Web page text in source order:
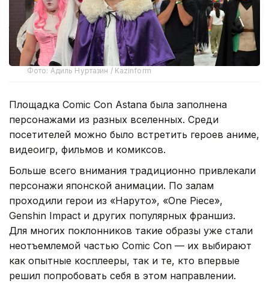
Фото: Адиль Нуртазин / Kazinform
Площадка Comic Con Astana была заполнена
персонажами из разных вселенных. Среди
посетителей можно было встретить героев аниме,
видеоигр, фильмов и комиксов.
Больше всего внимания традиционно привлекали
персонажи японской анимации. По залам
проходили герои из «Наруто», «One Piece»,
Genshin Impact и других популярных франшиз.
Для многих поклонников такие образы уже стали
неотъемлемой частью Comic Con — их выбирают
как опытные косплееры, так и те, кто впервые
решил попробовать себя в этом направлении.